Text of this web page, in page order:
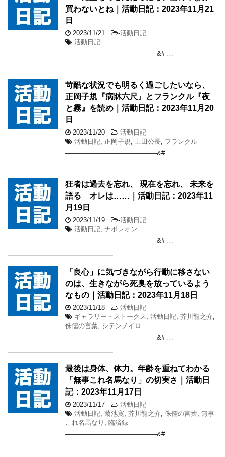
買わないとね｜活動日記：2023年11月21
日
2023/11/21 -活動日記
活動日記
——————————————&# …
苛酷な状況でも明るく過ごしたいなら、
正岡子規『病牀六尺』とフランクル『夜
と霧』を読め｜活動日記：2023年11月20
日
2023/11/20 -活動日記
活動日記 正岡子規 上田公長 フランクル
——————————————&# …
狂者は過去を忘れ、 現在を忘れ、 未来を
語る オレは……｜活動日記：2023年11
月19日
2023/11/19 -活動日記
活動日記 ナポレオン
——————————————&# …
「良心」に気づきながら行動に移さない
のは、生きながら死臭を放っているよう
なもの｜活動日記：2023年11月18日
2023/11/18 -活動日記
ギャラリー・ストークス
活動日記 芥川龍之介
侏儒の言葉 シテンノイロ
——————————————&# …
最後は身体、体力。年齢を重ねてわかる
「無事これ名馬なり」の切実さ｜活動日
記：2023年11月17日
2023/11/17 -活動日記
活動日記 菊池寛 芥川龍之介 侏儒の言葉 無事
これ名馬なり
臨済録
——————————————&# …